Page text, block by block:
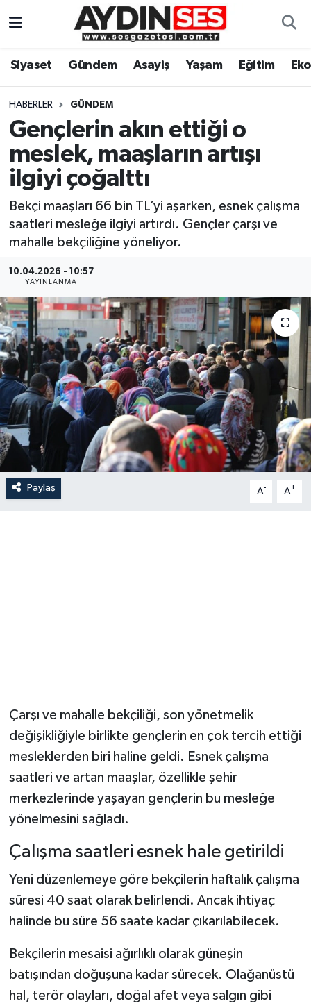
Siyaset Gündem Asayiş Yaşam Eğitim
HABERLER GÜNDEM
Gençlerin akın ettiği o
meslek, maaşların artışı
ilgiyi çoğalttı
Bekçi maaşları 66 bin TL’yi aşarken, esnek çalışma
saatleri mesleğe ilgiyi artırdı. Gençler çarşı ve
mahalle bekçiliğine yöneliyor.
10.04.2026 - 10:57
YAYINLANMA
Paylaş A- A+
Çarşı ve mahalle bekçiliği, son yönetmelik
değişikliğiyle birlikte gençlerin en çok tercih ettiği
mesleklerden biri haline geldi. Esnek çalışma
saatleri ve artan maaşlar, özellikle şehir
merkezlerinde yaşayan gençlerin bu mesleğe
yönelmesini sağladı.
Çalışma saatleri esnek hale getirildi
Yeni düzenlemeye göre bekçilerin haftalık çalışma
süresi 40 saat olarak belirlendi. Ancak ihtiyaç
halinde bu süre 56 saate kadar çıkarılabilecek.
Bekçilerin mesaisi ağırlıklı olarak güneşin
batışından doğuşuna kadar sürecek. Olağanüstü
hal, terör olayları, doğal afet veya salgın gibi
Gündem
Siyaset
Ekonomi
Yaşam
Eğitim
Kültür Sanat
Spor
Aydın Hava Durumu
Aydin Namaz Vakitleri
Aydın Trafik Yoğunluk Haritası
Süper Lig Puan Durumu ve Fikstür
Tüm Manşetler
Son Dakika Haberleri
Haber Arşivi